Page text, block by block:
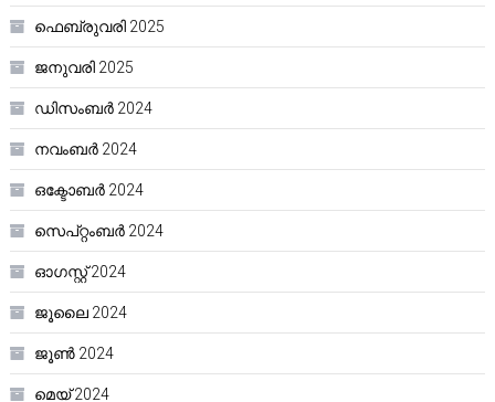
ഫെബ്രുവരി 2025
ജനുവരി 2025
ഡിസംബർ 2024
നവംബർ 2024
ഒക്ടോബർ 2024
സെപ്റ്റംബർ 2024
ഓഗസ്റ്റ്‌ 2024
ജൂലൈ 2024
ജൂൺ 2024
മെയ്‌ 2024